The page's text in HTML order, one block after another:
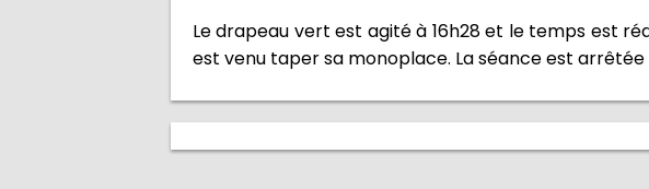
Le drapeau vert est agité à 16h28 et le temps est
est venu taper sa monoplace. La séance est